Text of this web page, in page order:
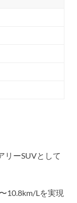
リーSUVとして
10.8km/Lを実現